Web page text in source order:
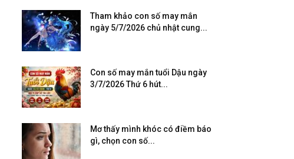
Tham khảo con số may mắn
ngày 5/7/2026 chủ nhật cung...
Con số may mắn tuổi Dậu ngày
3/7/2026 Thứ 6 hút...
Mơ thấy mình khóc có điềm báo
gì, chọn con số...